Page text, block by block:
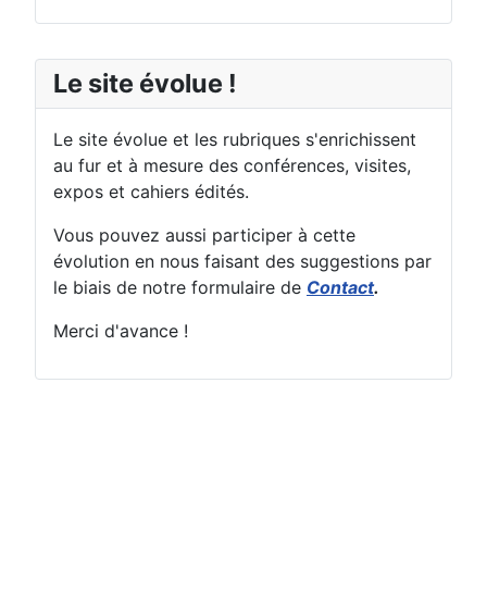
Le site évolue !
Le site évolue et les rubriques s'enrichissent
au fur et à mesure des conférences, visites,
expos et cahiers édités.
Vous pouvez aussi participer à cette
évolution en nous faisant des suggestions par
le biais de notre formulaire de Contact.
Merci d'avance !